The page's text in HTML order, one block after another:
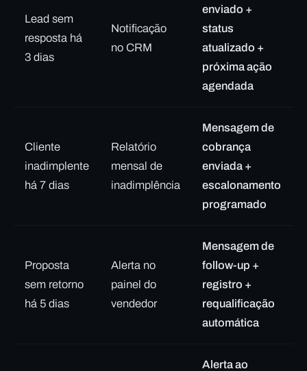
Lead sem
resposta há
3 dias
Notificação
no CRM
enviado +
status
atualizado +
próxima ação
agendada
Cliente
inadimplente
há 7 dias
Relatório
mensal de
inadimplência
Mensagem de
cobrança
enviada +
escalonamento
programado
Proposta
sem retorno
há 5 dias
Alerta no
painel do
vendedor
Mensagem de
follow-up +
registro +
requalificação
automática
Alerta ao